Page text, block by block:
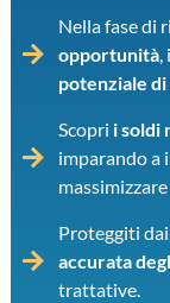
Nella fase di
opportunità,
potenziale di
Scopri i soldi
imparando a
Proteggiti
accurata
trattative.